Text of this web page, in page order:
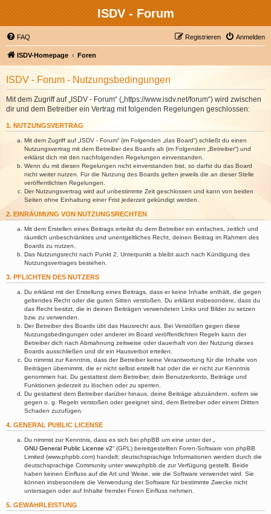
ISDV - Forum
FAQ Anmelden
Registrieren
ISDV-Homepage Foren
ISDV - Forum - Nutzungsbedingungen
Mit dem Zugriff auf „ISDV - Forum“ („https://www.isdv.net/forum“) wird zwischen
dir und dem Betreiber ein Vertrag mit folgenden Regelungen geschlossen:
1. NUTZUNGSVERTRAG
Mit dem Zugriff auf „ISDV - Forum“ (im Folgenden „das Board“) schließt du einen
Nutzungsvertrag mit dem Betreiber des Boards ab (im Folgenden „Betreiber“) und
erklärst dich mit den nachfolgenden Regelungen einverstanden.
Wenn du mit diesen Regelungen nicht einverstanden bist, so darfst du das Board
nicht weiter nutzen. Für die Nutzung des Boards gelten jeweils die an dieser Stelle
veröffentlichten Regelungen.
Der Nutzungsvertrag wird auf unbestimmte Zeit geschlossen und kann von beiden
Seiten ohne Einhaltung einer Frist jederzeit gekündigt werden.
2. EINRÄUMUNG VON NUTZUNGSRECHTEN
Mit dem Erstellen eines Beitrags erteilst du dem Betreiber ein einfaches, zeitlich und
räumlich unbeschränktes und unentgeltliches Recht, deinen Beitrag im Rahmen des
Boards zu nutzen.
Das Nutzungsrecht nach Punkt 2, Unterpunkt a bleibt auch nach Kündigung des
Nutzungsvertrages bestehen.
3. PFLICHTEN DES NUTZERS
Du erklärst mit der Erstellung eines Beitrags, dass er keine Inhalte enthält, die gegen
geltendes Recht oder die guten Sitten verstoßen. Du erklärst insbesondere, dass du
das Recht besitzt, die in deinen Beiträgen verwendeten Links und Bilder zu setzen
bzw. zu verwenden.
Der Betreiber des Boards übt das Hausrecht aus. Bei Verstößen gegen diese
Nutzungsbedingungen oder anderer im Board veröffentlichten Regeln kann der
Betreiber dich nach Abmahnung zeitweise oder dauerhaft von der Nutzung dieses
Boards ausschließen und dir ein Hausverbot erteilen.
Du nimmst zur Kenntnis, dass der Betreiber keine Verantwortung für die Inhalte von
Beiträgen übernimmt, die er nicht selbst erstellt hat oder die er nicht zur Kenntnis
genommen hat. Du gestattest dem Betreiber, dein Benutzerkonto, Beiträge und
Funktionen jederzeit zu löschen oder zu sperren.
Du gestattest dem Betreiber darüber hinaus, deine Beiträge abzuändern, sofern sie
gegen o. g. Regeln verstoßen oder geeignet sind, dem Betreiber oder einem Dritten
Schaden zuzufügen.
4. GENERAL PUBLIC LICENSE
Du nimmst zur Kenntnis, dass es sich bei phpBB um eine unter der „
GNU General Public License v2“ (GPL) bereitgestellten Foren-Software von phpBB
Limited (www.phpbb.com) handelt; deutschsprachige Informationen werden durch die
deutschsprachige Community unter www.phpbb.de zur Verfügung gestellt. Beide
haben keinen Einfluss auf die Art und Weise, wie die Software verwendet wird. Sie
können insbesondere die Verwendung der Software für bestimmte Zwecke nicht
untersagen oder auf Inhalte fremder Foren Einfluss nehmen.
5. GEWÄHRLEISTUNG